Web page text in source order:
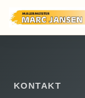
KONTAKT